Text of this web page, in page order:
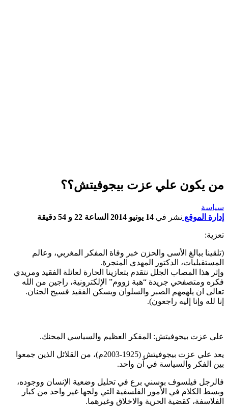
من يكون علي عزت بيجوفيتش؟؟
سياسة
إدارة الموقع نشر في 14 يونيو 2014 الساعة 22 و 54 دقيقة
تعزية:
(تلقينا ببالغ الأسى والحزن خبر وفاة المفكر المغربي، وعالم
المستقبليات، الدكتور المهدي المنجرة.
وإثر هذا المصاب الجلل نتقدم بتعازينا الحارة لعائلة الفقيد ومريدي
فكره ومتصفحي جريدة “هبة زووم” الإلكترونية، راجين من الله
تعالى ان يلهمهم الصبر والسلوان ويسكن الفقيد فسيح الجنان.
إنا لله وإنا إليه راجعون).
علي عزت بيجوفيتش: المفكر العظيم والسياسي المحنك.
يعد علي عزت بيجوفيتش (1925-2003م)، من القلائل الذين جمعوا
بين الفكر والسياسة في آن واحد.
فالرجل فيلسوف بوسني برع في تحليل وضعية الإنسان ووجوده،
وبسط الكلام في الأمور الفلسفية التي ولجها غير واحد من كبار
الفلاسفة، كقضية الحرية والاخلاق وغيرهما.